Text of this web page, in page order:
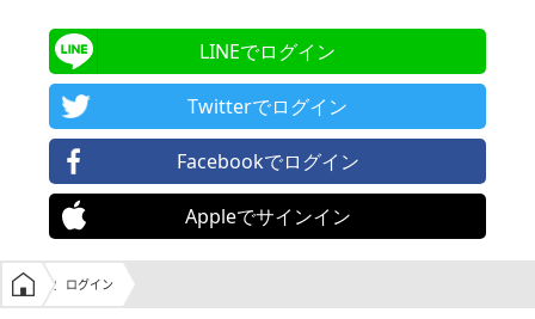
LINEでログイン
Twitterでログイン
Facebookでログイン
Appleでサインイン
学生の窓口トップ
ログイン